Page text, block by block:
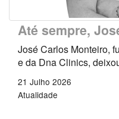
Até sempre,
José Carlos Monteiro,
e da Dna Clinics,
21 Julho 2026
Atualidade